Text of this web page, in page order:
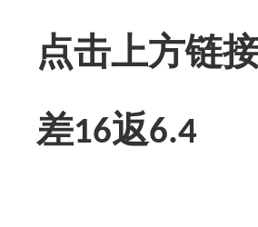
点击上方链
差16返6.4